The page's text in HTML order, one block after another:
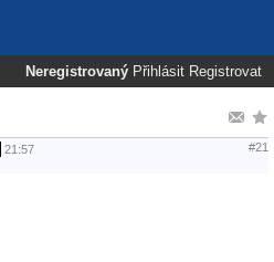
Neregistrovaný Přihlásit Registrovat
21:57 #21